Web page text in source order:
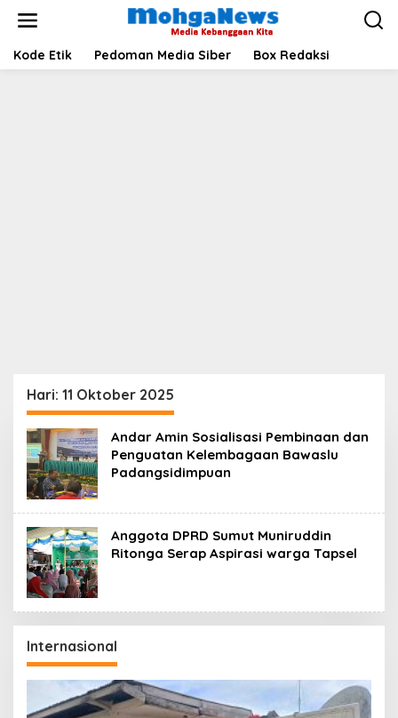
Kode Etik Pedoman Media Siber Box Redaksi
Hari: 11 Oktober 2025
Andar Amin Sosialisasi Pembinaan dan
Penguatan Kelembagaan Bawaslu
Padangsidimpuan
Anggota DPRD Sumut Muniruddin
Ritonga Serap Aspirasi warga Tapsel
Internasional